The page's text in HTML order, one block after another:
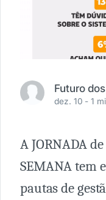
dez. 10 -1
A JORNADA
SEMANA tem
pautas de